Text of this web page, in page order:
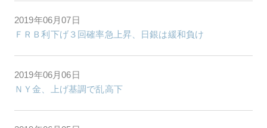
2019年06月07日
ＦＲＢ利下げ３回確率急上昇、日銀は緩和負け
2019年06月06日
ＮＹ金、上げ基調で乱高下